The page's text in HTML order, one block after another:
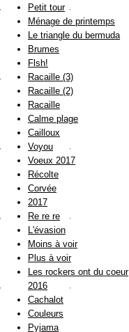
Petit tour
Ménage de printemps
Le triangle du bermuda
Brumes
Flsh!
Racaille (3)
Racaille (2)
Racaille
Calme plage
Cailloux
Voyou
Voeux 2017
Récolte
Corvée
2017
Re re re
L'évasion
Moins à voir
Plus à voir
Les rockers ont du coeur
2016
Cachalot
Couleurs
Pyjama